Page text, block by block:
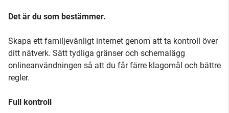
Det är du som bestämmer.
Skapa ett familjevänligt internet genom att ta kontroll över
ditt nätverk. Sätt tydliga gränser och schemalägg
onlineanvändningen så att du får färre klagomål och bättre
regler.
Full kontroll